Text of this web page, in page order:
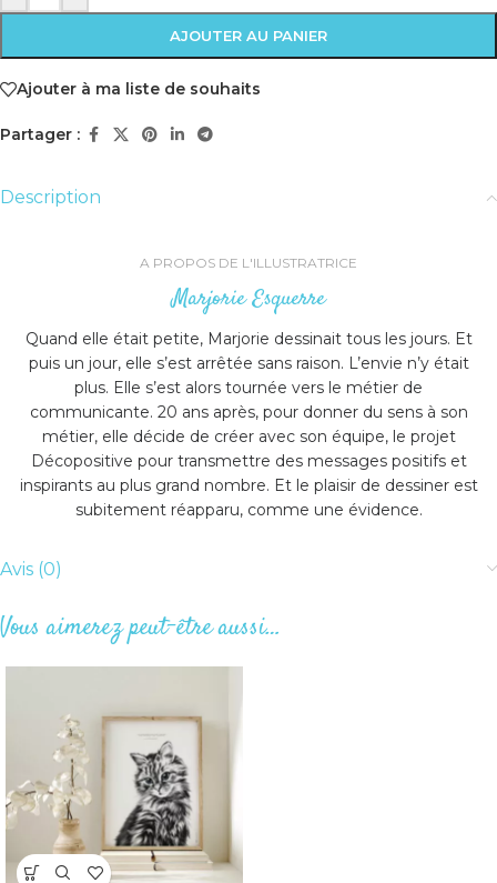
AJOUTER AU PANIER
Ajouter à ma liste de souhaits
Partager :
Description
A PROPOS DE L'ILLUSTRATRICE
Marjorie Esquerre
Quand elle était petite, Marjorie dessinait tous les jours. Et
puis un jour, elle s’est arrêtée sans raison. L’envie n’y était
plus. Elle s’est alors tournée vers le métier de
communicante. 20 ans après, pour donner du sens à son
métier, elle décide de créer avec son équipe, le projet
Décopositive pour transmettre des messages positifs et
inspirants au plus grand nombre. Et le plaisir de dessiner est
subitement réapparu, comme une évidence.
Avis (0)
Vous aimerez peut-être aussi…